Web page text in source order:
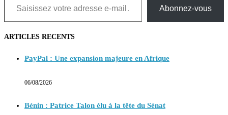
Abonnez-vous
ARTICLES RECENTS
PayPal : Une expansion majeure en Afrique
06/08/2026
Bénin : Patrice Talon élu à la tête du Sénat